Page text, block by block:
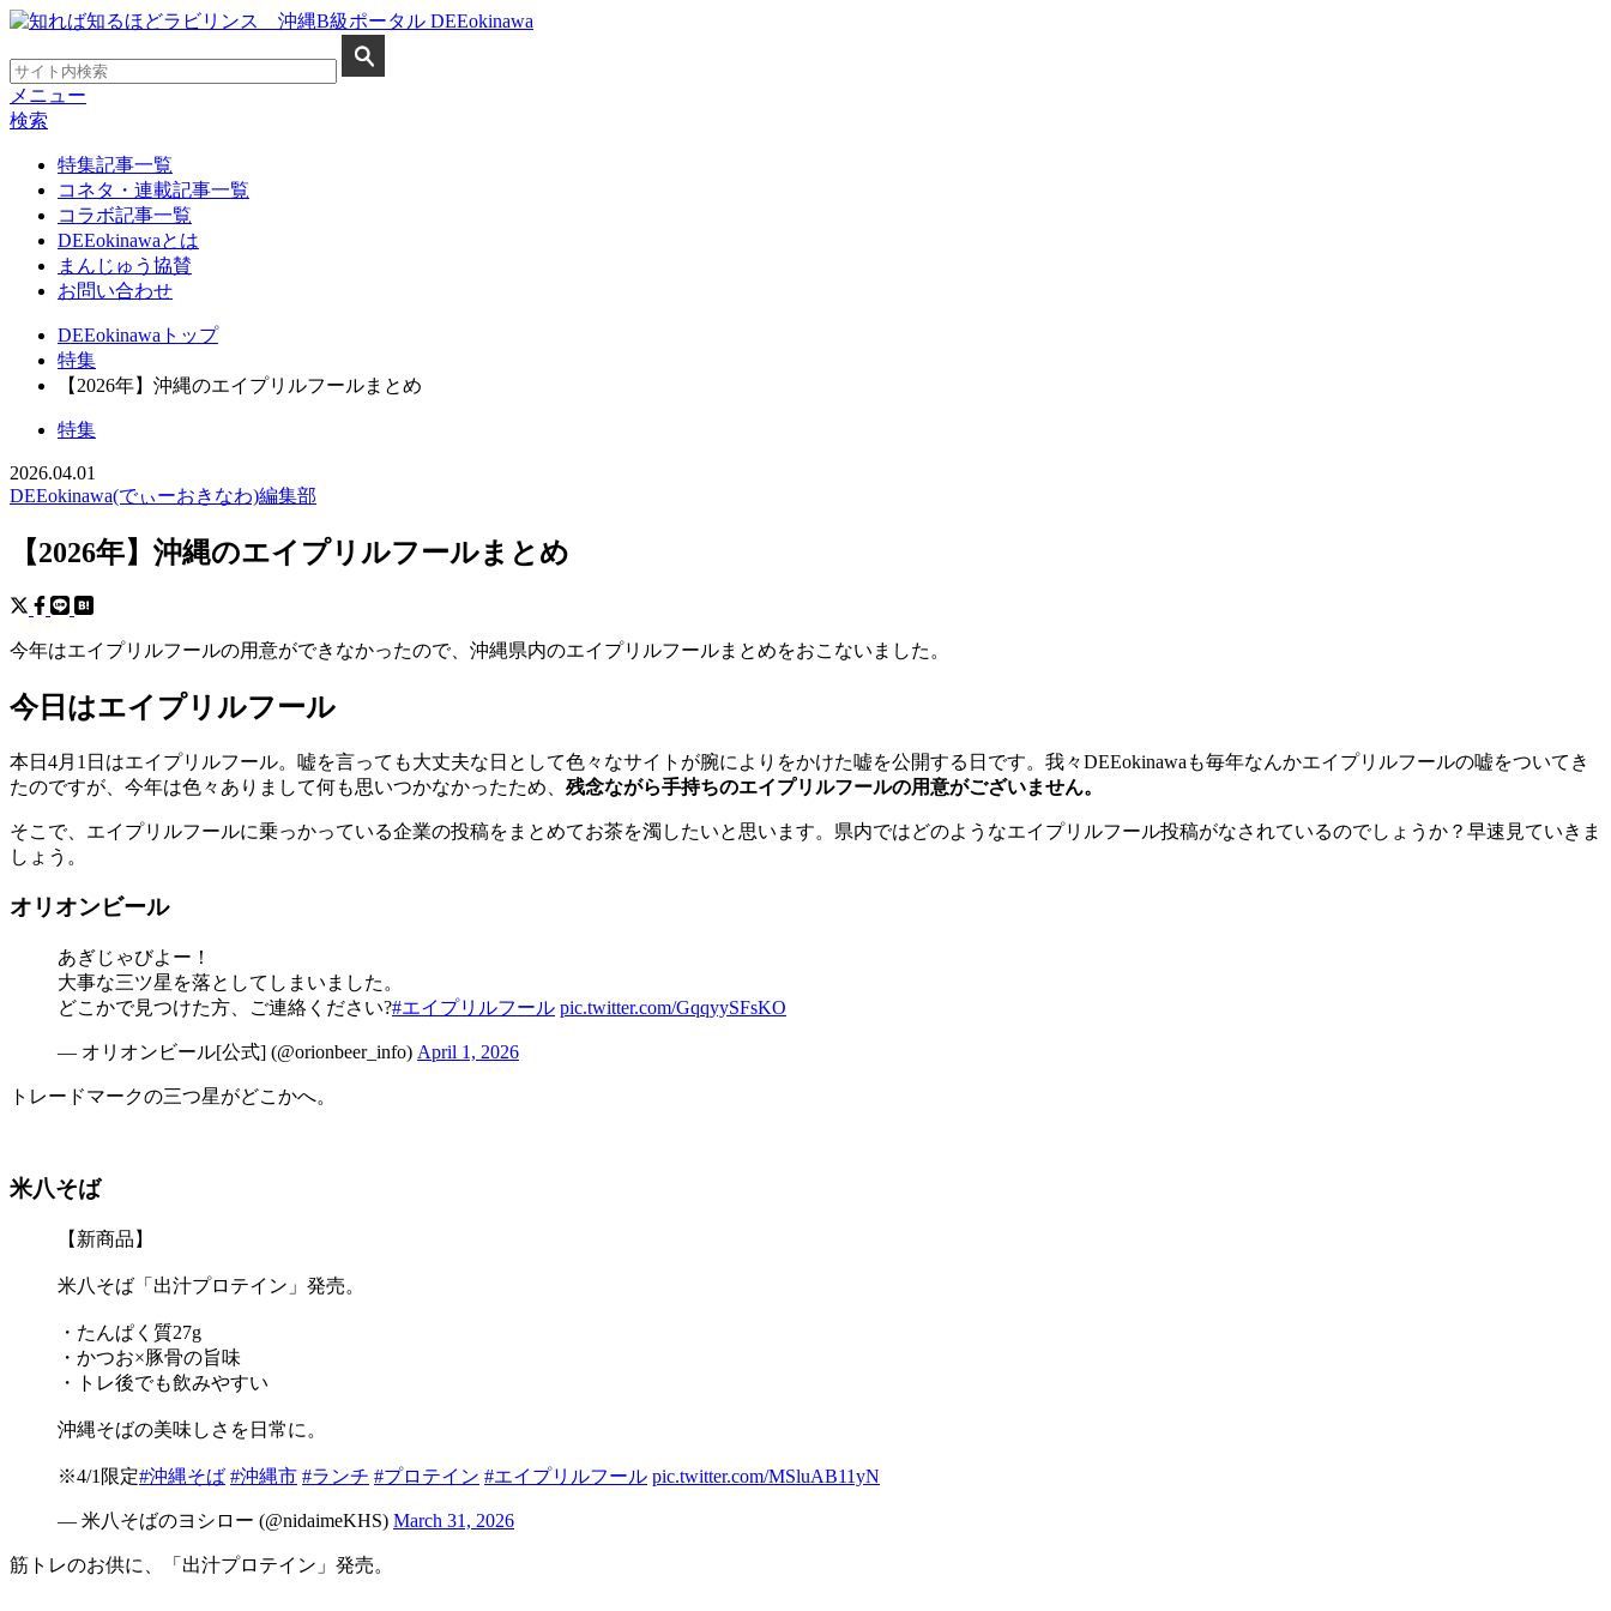
メニュー
検索
特集記事一覧
コネタ・連載記事一覧
コラボ記事一覧
DEEokinawaとは
まんじゅう協賛
お問い合わせ
DEEokinawaトップ
特集
【2026年】沖縄のエイプリルフールまとめ
特集
2026.04.01
DEEokinawa(でぃーおきなわ)編集部
【2026年】沖縄のエイプリルフールまとめ
今年はエイプリルフールの用意ができなかったので、沖縄県内のエイプリルフールまとめをおこないました。
今日はエイプリルフール
本日4月1日はエイプリルフール。嘘を言っても大丈夫な日として色々なサイトが腕によりをかけた嘘を公開する日です。我々DEEokinawaも毎年なんかエイプリルフールの嘘をついてき
たのですが、今年は色々ありまして何も思いつかなかったため、 残念ながら手持ちのエイプリルフールの用意がございません。
そこで、エイプリルフールに乗っかっている企業の投稿をまとめてお茶を濁したいと思います。県内ではどのようなエイプリルフール投稿がなされているのでしょうか？早速見ていきま
しょう。
オリオンビール
あぎじゃびよー！
大事な三ツ星を落としてしまいました。
どこかで見つけた方、ご連絡ください?#エイプリルフール pic.twitter.com/GqqyySFsKO
— オリオンビール[公式] (@orionbeer_info) April 1, 2026
トレードマークの三つ星がどこかへ。
米八そば
【新商品】
米八そば「出汁プロテイン」発売。
・たんぱく質27g
・かつお×豚骨の旨味
・トレ後でも飲みやすい
沖縄そばの美味しさを日常に。
※4/1限定#沖縄そば #沖縄市 #ランチ #プロテイン #エイプリルフール pic.twitter.com/MSluAB11yN
— 米八そばのヨシロー (@nidaimeKHS) March 31, 2026
筋トレのお供に、「出汁プロテイン」発売。